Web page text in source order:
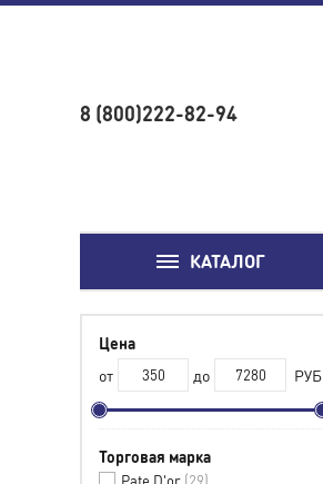
8 (800)222-82-94
КАТАЛОГ
Цена
от
до РУБ
Торговая марка
Pate D'or 29